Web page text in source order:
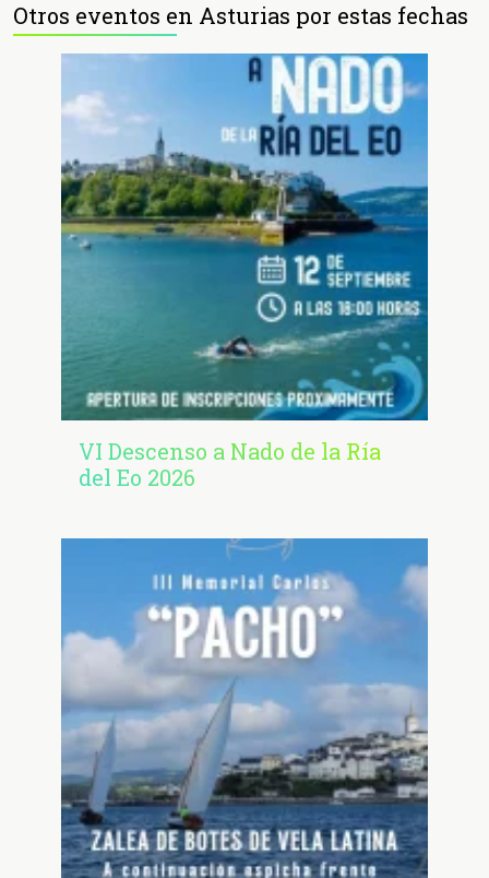
Otros eventos en Asturias por estas fechas
VI Descenso a Nado de la Ría
del Eo 2026